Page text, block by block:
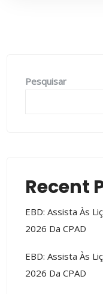
Pesquisar
Recent
EBD: Assista Às
2026 Da CPAD
EBD: Assista Às
2026 Da CPAD